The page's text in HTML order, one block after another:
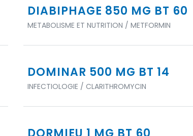
DIABIPHAGE 850 MG BT 60
METABOLISME ET NUTRITION / METFORMIN
DOMINAR 500 MG BT 14
INFECTIOLOGIE / CLARITHROMYCIN